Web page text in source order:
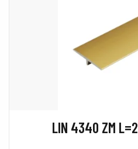
LIN 4340 ZM